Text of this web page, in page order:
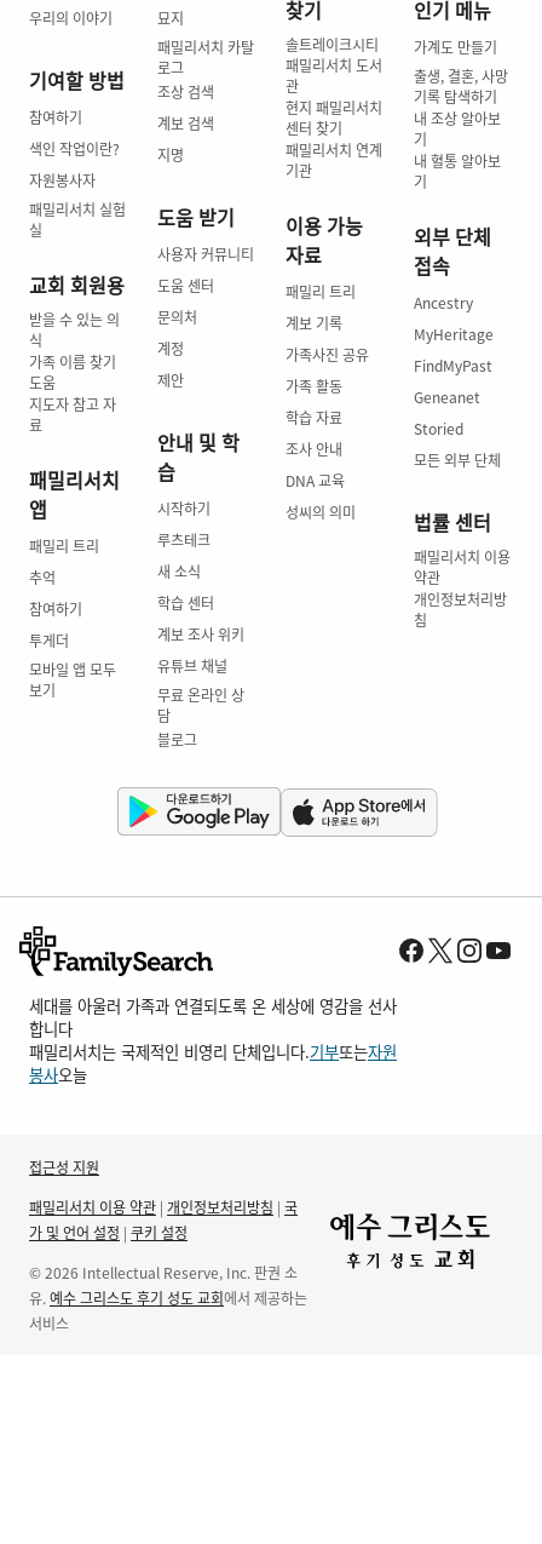
우리의 이야기
기여할 방법
참여하기
색인 작업이란?
자원봉사자
패밀리서치 실험
실
교회 회원용
받을 수 있는 의
식
가족 이름 찾기
도움
지도자 참고 자
료
패밀리서치
앱
패밀리 트리
추억
참여하기
투게더
모바일 앱 모두
보기
묘지
패밀리서치 카탈
로그
조상 검색
계보 검색
지명
도움 받기
사용자 커뮤니티
도움 센터
문의처
계정
제안
안내 및 학
습
시작하기
루츠테크
새 소식
학습 센터
계보 조사 위키
유튜브 채널
무료 온라인 상
담
블로그
찾기
솔트레이크시티
패밀리서치 도서
관
현지 패밀리서치
센터 찾기
패밀리서치 연계
기관
이용 가능
자료
패밀리 트리
계보 기록
가족사진 공유
가족 활동
학습 자료
조사 안내
DNA 교육
성씨의 의미
인기 메뉴
가계도 만들기
출생, 결혼, 사망
기록 탐색하기
내 조상 알아보
기
내 혈통 알아보
기
외부 단체
접속
Ancestry
MyHeritage
FindMyPast
Geneanet
Storied
모든 외부 단체
법률 센터
패밀리서치 이용
약관
개인정보처리방
침
세대를 아울러 가족과 연결되도록 온 세상에 영감을 선사
합니다
패밀리서치는 국제적인 비영리 단체입니다.기부또는자원
봉사오늘
접근성 지원
패밀리서치 이용 약관 | 개인정보처리방침 | 국
가 및 언어 설정 | 쿠키 설정
© 2026 Intellectual Reserve, Inc. 판권 소
유. 예수 그리스도 후기 성도 교회에서 제공하는
서비스